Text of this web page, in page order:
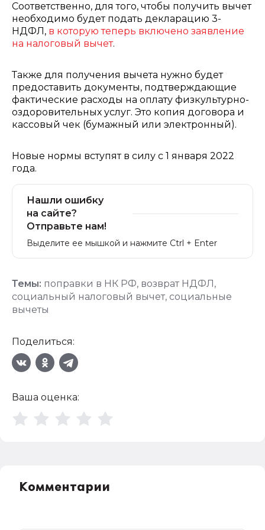
Соответственно, для того, чтобы получить вычет
необходимо будет подать декларацию 3-
НДФЛ, в которую теперь включено заявление
на налоговый вычет.
Также для получения вычета нужно будет
предоставить документы, подтверждающие
фактические расходы на оплату физкультурно-
оздоровительных услуг. Это копия договора и
кассовый чек (бумажный или электронный).
Новые нормы вступят в силу с 1 января 2022
года.
Нашли ошибку
на сайте?
Отправьте нам!
Выделите ее мышкой и нажмите Ctrl + Enter
Темы: поправки в НК РФ, возврат НДФЛ,
социальный налоговый вычет, социальные
вычеты
Поделиться:
Ваша оценка:
Комментарии